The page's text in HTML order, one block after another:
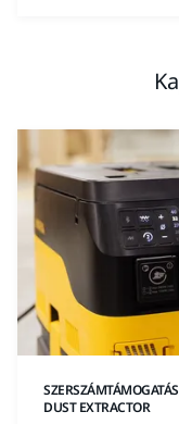
DUST EXTRACTOR